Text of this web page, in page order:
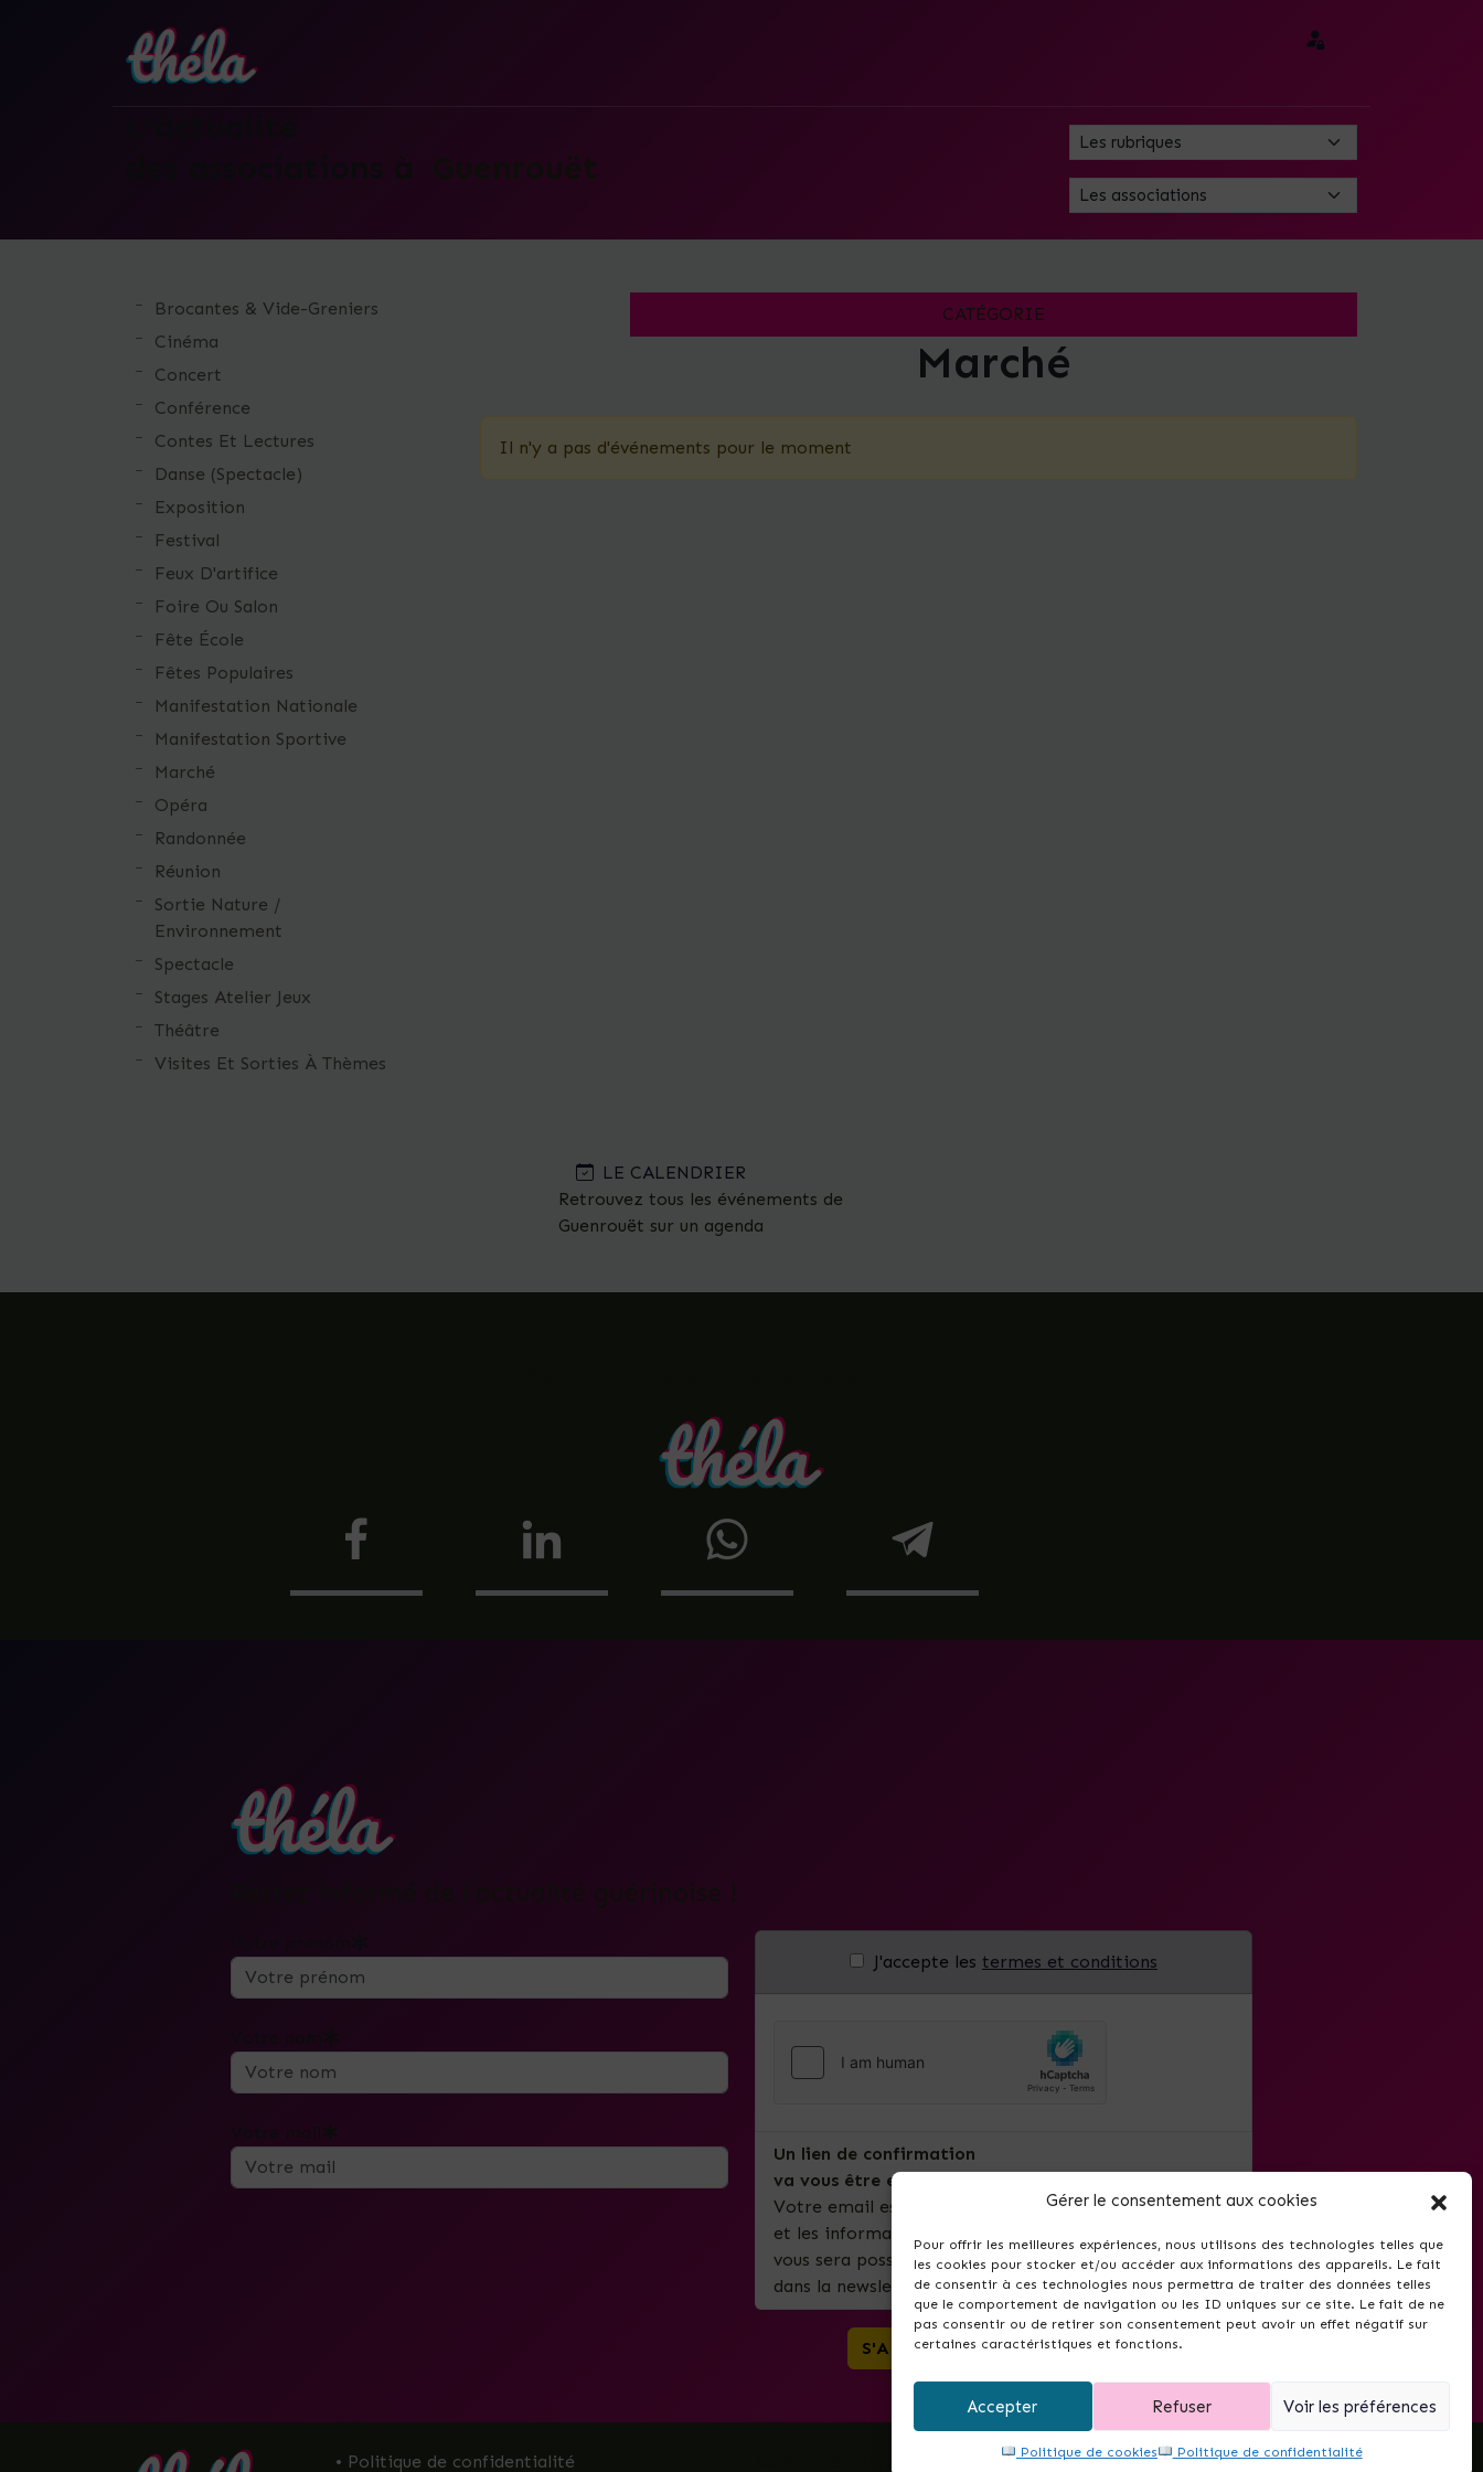
Gérer le consentement aux cookies
Pour offrir les meilleures expériences, nous utilisons des technologies telles que
les cookies pour stocker et/ou accéder aux informations des appareils. Le fait
de consentir à ces technologies nous permettra de traiter des données telles
que le comportement de navigation ou les ID uniques sur ce site. Le fait de ne
pas consentir ou de retirer son consentement peut avoir un effet négatif sur
certaines caractéristiques et fonctions.
Accepter Refuser Voir les préférences
Politique de cookies Politique de confidentialité
Brocantes & Vide-Greniers
Cinéma
Concert
Conférence
Contes Et Lectures
Danse (Spectacle)
Exposition
Festival
Feux D'artifice
Foire Ou Salon
Fête École
Fêtes Populaires
Manifestation Nationale
Manifestation Sportive
Marché
Opéra
Randonnée
Réunion
Sortie Nature /
Environnement
Spectacle
Stages Atelier Jeux
Théâtre
Visites Et Sorties À Thèmes
CATÉGORIE
Marché
Il n'y a pas d'événements pour le moment
LE CALENDRIER
Retrouvez tous les événements de
Guenrouët sur un agenda
J'accepte les termes et conditions
Un lien de confirmation
va vous être envoyé par mail.
Votre email est uniquement utilisé pour la newsletter
et les informations importantes relatives à Thela.fr. Il
vous sera possible de vous désinscrire via le lien inclus
dans la newsletter.
• Politique de confidentialité Ce site dans votre commune ?